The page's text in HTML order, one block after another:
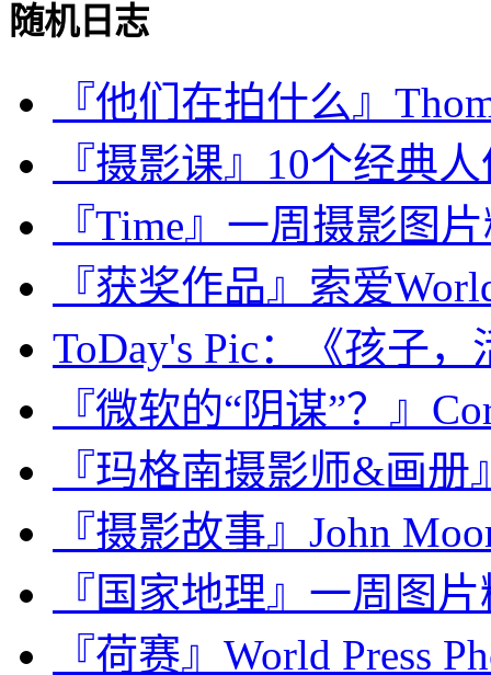
随机日志
『他们在拍什么』
『摄影课』10个经典
『Time』一周摄影图
『获奖作品』索爱
ToDay's Pic：《孩子，
『微软的“阴谋”？』
『玛格南摄影师&画册
『摄影故事』John
『国家地理』一周图
『荷赛』World Press